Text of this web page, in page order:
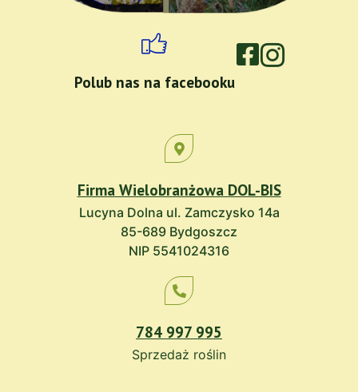
Polub nas na facebooku
Firma Wielobranżowa DOL-BIS
Lucyna Dolna ul. Zamczysko 14a
85-689 Bydgoszcz
NIP 5541024316
784 997 995
Sprzedaż roślin